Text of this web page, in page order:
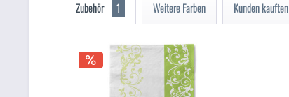
Zubehör 1 Weitere Farben Kunden